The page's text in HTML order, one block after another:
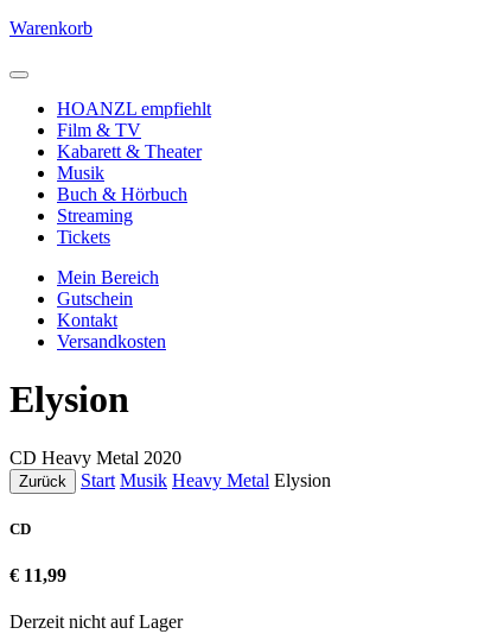
Warenkorb
HOANZL empfiehlt
Film & TV
Kabarett & Theater
Musik
Buch & Hörbuch
Streaming
Tickets
Mein Bereich
Gutschein
Kontakt
Versandkosten
Elysion
CD Heavy Metal 2020
Zurück Start Musik Heavy Metal Elysion
CD
€ 11,99
Derzeit nicht auf Lager